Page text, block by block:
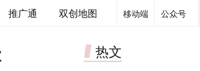
公众号
移动端
推广通 双创地图
热文